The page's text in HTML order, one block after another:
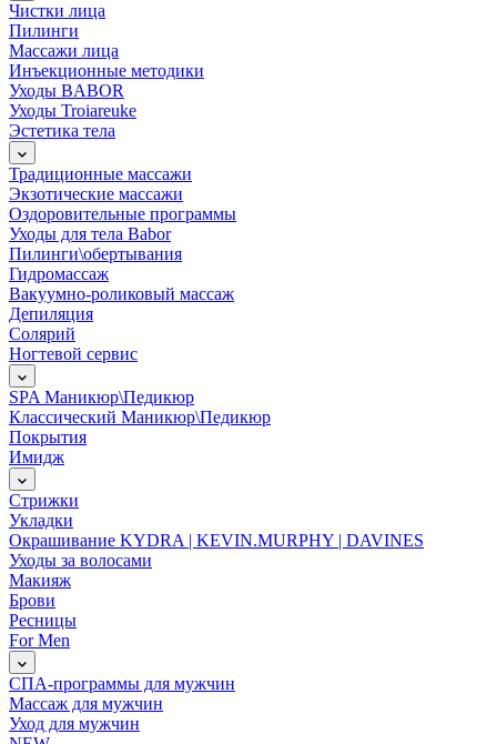
Чистки лица
Пилинги
Массажи лица
Инъекционные методики
Уходы BABOR
Уходы Troiareuke
Эстетика тела
Традиционные массажи
Экзотические массажи
Оздоровительные программы
Уходы для тела Babor
Пилинги\обертывания
Гидромассаж
Вакуумно-роликовый массаж
Депиляция
Солярий
Ногтевой сервис
SPA Маникюр\Педикюр
Классический Маникюр\Педикюр
Покрытия
Имидж
Стрижки
Укладки
Окрашивание KYDRA | KEVIN.MURPHY | DAVINES
Уходы за волосами
Макияж
Брови
Ресницы
For Men
СПА-программы для мужчин
Массаж для мужчин
Уход для мужчин